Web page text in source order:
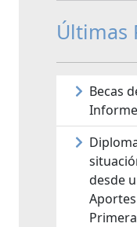
Últimas
Becas
desde